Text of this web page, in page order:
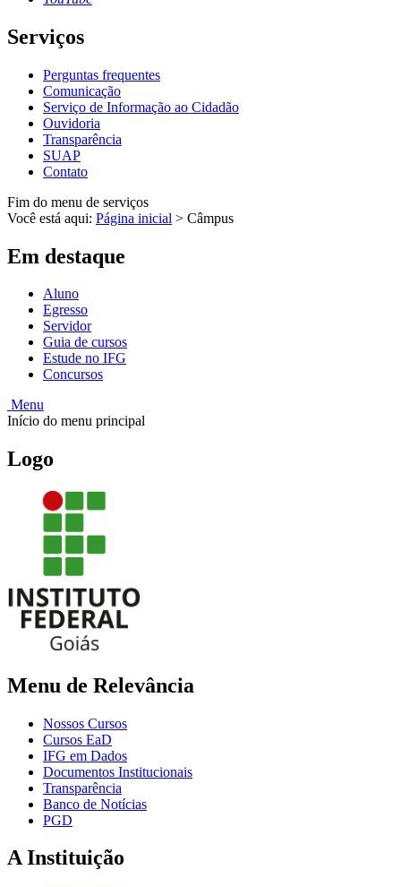
Serviços
Perguntas frequentes
Comunicação
Serviço de Informação ao Cidadão
Ouvidoria
Transparência
SUAP
Contato
Fim do menu de serviços
Você está aqui: Página inicial > Câmpus
Em destaque
Aluno
Egresso
Servidor
Guia de cursos
Estude no IFG
Concursos
Menu
Início do menu principal
Logo
Menu de Relevância
Nossos Cursos
Cursos EaD
IFG em Dados
Documentos Institucionais
Transparência
Banco de Notícias
PGD
A Instituição